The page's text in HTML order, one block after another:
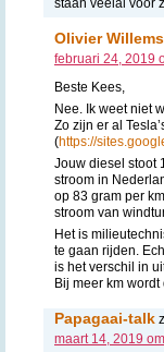
Olivier
februari 24, 2019
Beste Kees,
Nee. Ik weet niet
Zo zijn er al
(https://
Jouw diesel stoot
stroom in
op 83 gram per
stroom van
Het is
te gaan rijden.
is het verschil in
Bij meer km
Papagaai-talk
maart 14, 2019